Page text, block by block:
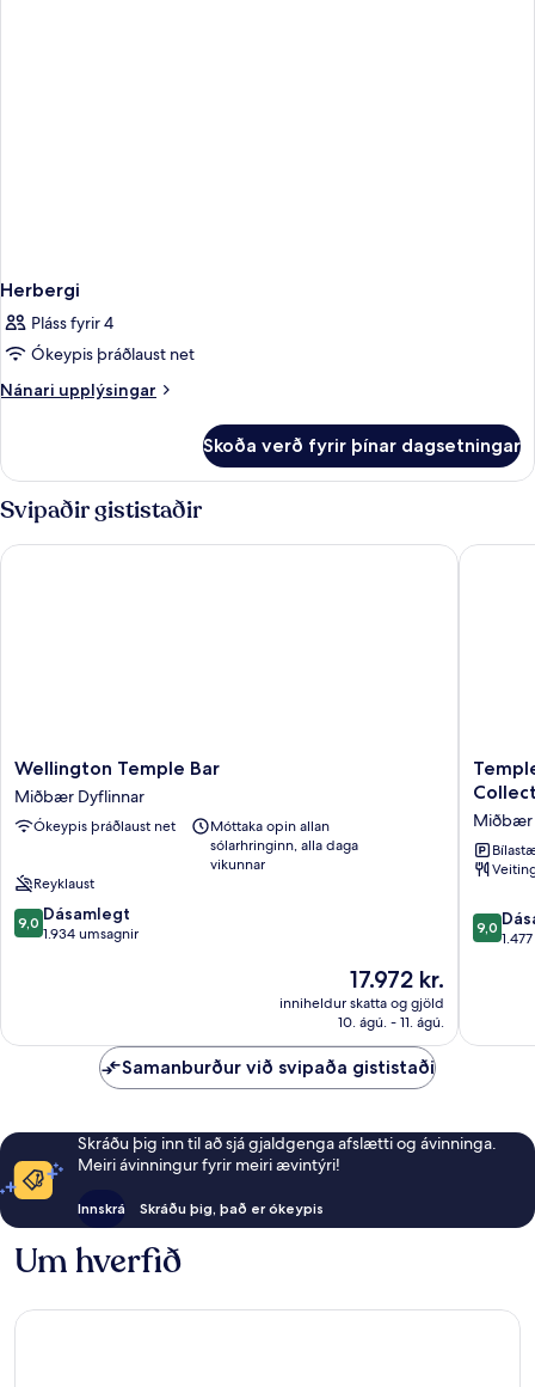
Herbergi
Pláss fyrir 4
Ókeypis þráðlaust net
Nánari upplýsingar
Nánari
Skoða verð fyrir þínar dagsetningar
Svipaðir gististaðir
Wellington
Temple
Bar
Miðbær
Wellington Temple Bar
Miðbær Dyflinnar
Ókeypis þráðlaust net
Móttaka opin allan
sólarhringinn, alla daga
vikunnar
Reyklaust
9.0
af
9,0 Dásamlegt
1.934 umsagnir
Verðið
er
17.972 kr.
17.972 kr.
inniheldur skatta og gjöld
10. ágú. - 11. ágú.
Wellington Temple Bar
Temple
Bar
Dublin
by
The
Miðbær
Miðbær
9.0
af
9,0
Temple
Samanburður við svipaða gististaði
Skráðu þig inn til að sjá gjaldgenga afslætti og ávinninga.
Meiri ávinningur fyrir meiri ævintýri!
Innskrá Skráðu þig, það er ókeypis
Um hverfið